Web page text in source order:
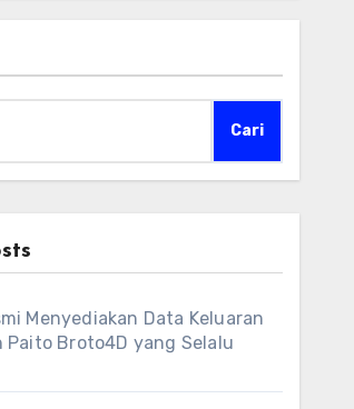
Cari
Menyediakan Data Keluaran
Paito Broto4D yang Selalu